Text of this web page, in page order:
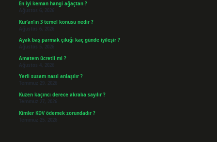
En iyi keman hangi ağaçtan ?
Ağustos 6, 2026
Kur’an’ın 3 temel konusu nedir ?
Ağustos 6, 2026
Ayak baş parmak çıkığı kaç günde iyileşir ?
Ağustos 5, 2026
Amatem ücretli mi ?
Ağustos 4, 2026
Yerli susam nasıl anlaşılır ?
Temmuz 29, 2026
Kuzen kaçıncı derece akraba sayılır ?
Temmuz 27, 2026
Kimler KDV ödemek zorundadır ?
Temmuz 25, 2026